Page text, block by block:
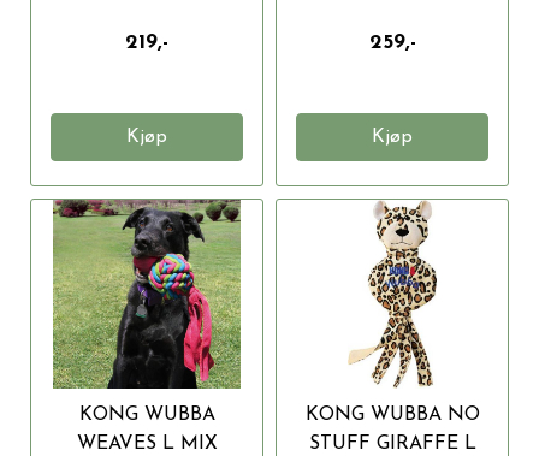
219,-
Kjøp
259,-
Kjøp
KONG WUBBA
WEAVES L MIX
KONG WUBBA NO
STUFF GIRAFFE L